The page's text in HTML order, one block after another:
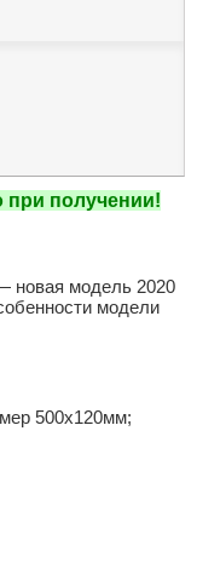
при получении!
новая модель 2020
модели
500х120мм;